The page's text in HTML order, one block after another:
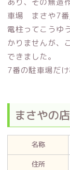
車場 まさや7番
電柱ってこうゆ
かりませんが、
できました。
7番の駐車場だ
まさやの
名称
住所